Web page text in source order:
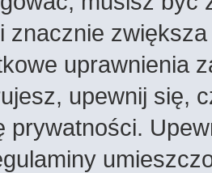
znacznie
uprawnienia
upewnij się,
prywatności.